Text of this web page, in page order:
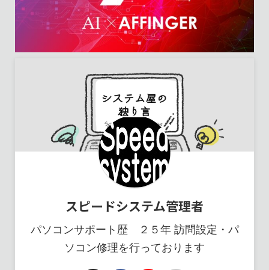
スピードシステム管理者
パソコンサポート歴 ２５年 訪問設定・パ
ソコン修理を行っております